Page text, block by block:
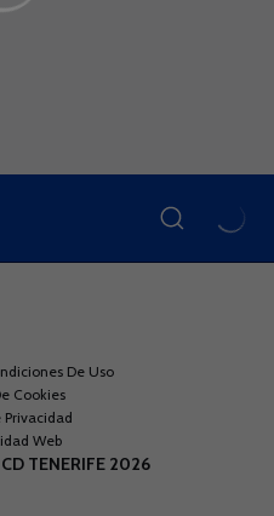
De Uso
Cookies
Privacidad
Web
TENERIFE 2026